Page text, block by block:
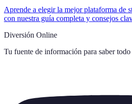
Aprende a elegir la mejor plataforma de
con nuestra guía completa y consejos
Diversión Online
Tu fuente de información para saber todo